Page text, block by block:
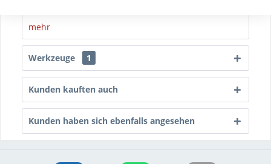
mehr
Werkzeuge 1
Kunden kauften auch
Kunden haben sich ebenfalls angesehen